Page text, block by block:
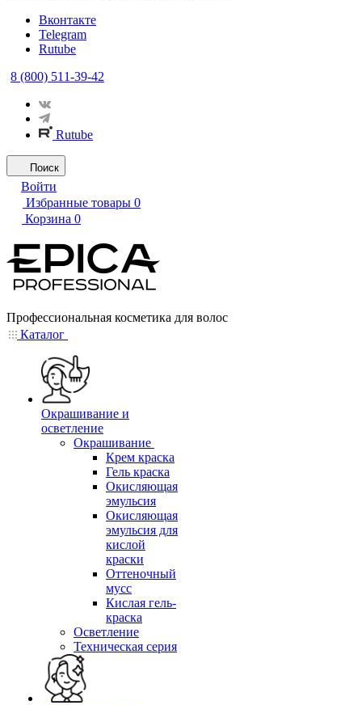
Вконтакте
Telegram
Rutube
8 (800) 511-39-42
Rutube
Поиск
Войти
Избранные товары 0
Корзина 0
Профессиональная косметика для волос
Каталог
Окрашивание и
осветление
Окрашивание
Крем краска
Гель краска
Окисляющая
эмульсия
Окисляющая
эмульсия для
кислой
краски
Оттеночный
мусс
Кислая гель-
краска
Осветление
Техническая серия